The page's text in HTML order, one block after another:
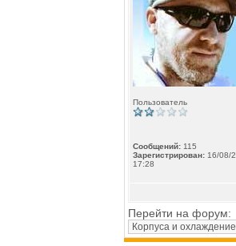
Пользователь
Сообщений: 115
Зарегистрирован: 16/08/
17:28
Перейти на форум: